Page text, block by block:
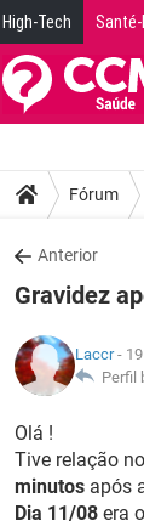
High-Tech
Fórum
Anterior
Gravidez
Laccr- 19
Perfil
Olá !
Tive relação
minutos após
Dia 11/08 era